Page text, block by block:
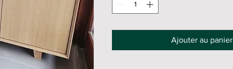
Ajouter au panier